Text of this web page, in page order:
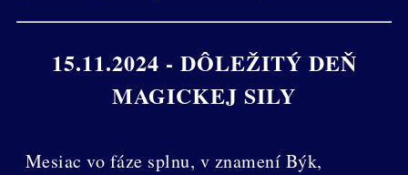
15.11.2024 - DÔLEŽITÝ DEŇ
MAGICKEJ SILY
Mesiac vo fáze splnu, v znamení Býk,